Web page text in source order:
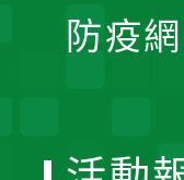
防疫